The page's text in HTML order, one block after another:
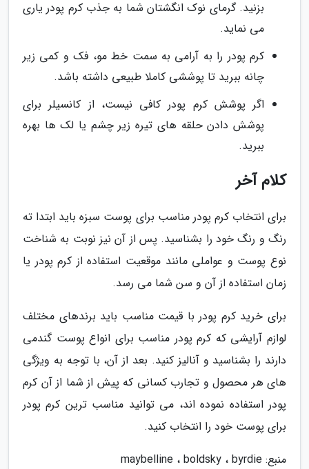
بزنید. گرمای نوک انگشتان شما به جذب کرم پودر یاری
می نماید.
کرم پودر را به آرامی به سمت خط مو، فک و کمی زیر
چانه ببرید تا پوششی کاملا طبیعی داشته باشد.
اگر پوشش کرم پودر کافی نیست، از کانسیلر برای
پوشش دادن حلقه های تیره زیر چشم یا لک ها بهره
ببرید.
کلام آخر
برای انتخاب کرم پودر مناسب برای پوست سبزه باید ابتدا ته
رنگ و رنگ خود را بشناسید. پس از آن نیز نوبت به شناخت
نوع پوست و عواملی مانند موقعیت استفاده از کرم پودر یا
زمان استفاده از آن و سن شما می رسد.
برای خرید کرم پودر با قیمت مناسب باید برندهای مختلف
لوازم آرایشی که کرم پودر مناسب برای انواع پوست گندمی
دارند را بشناسید و آنالیز کنید. بعد از آن، با توجه به ویژگی
های هر محصول و تجارب کسانی که پیش از شما از آن کرم
پودر استفاده نموده اند، می توانید مناسب ترین کرم پودر
برای پوست خود را انتخاب کنید.
منبع: maybelline ، boldsky ، byrdie